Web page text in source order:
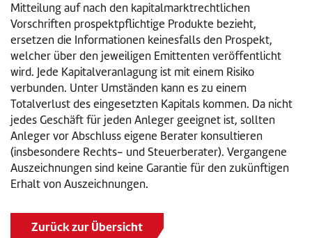
Mitteilung auf nach den kapitalmarktrechtlichen
Vorschriften prospektpflichtige Produkte bezieht,
ersetzen die Informationen keinesfalls den Prospekt,
welcher über den jeweiligen Emittenten veröffentlicht
wird. Jede Kapitalveranlagung ist mit einem Risiko
verbunden. Unter Umständen kann es zu einem
Totalverlust des eingesetzten Kapitals kommen. Da nicht
jedes Geschäft für jeden Anleger geeignet ist, sollten
Anleger vor Abschluss eigene Berater konsultieren
(insbesondere Rechts- und Steuerberater). Vergangene
Auszeichnungen sind keine Garantie für den zukünftigen
Erhalt von Auszeichnungen.
Zurück zur Übersicht